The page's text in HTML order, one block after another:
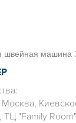
швейная машина
Москва,
ТЦ "Family